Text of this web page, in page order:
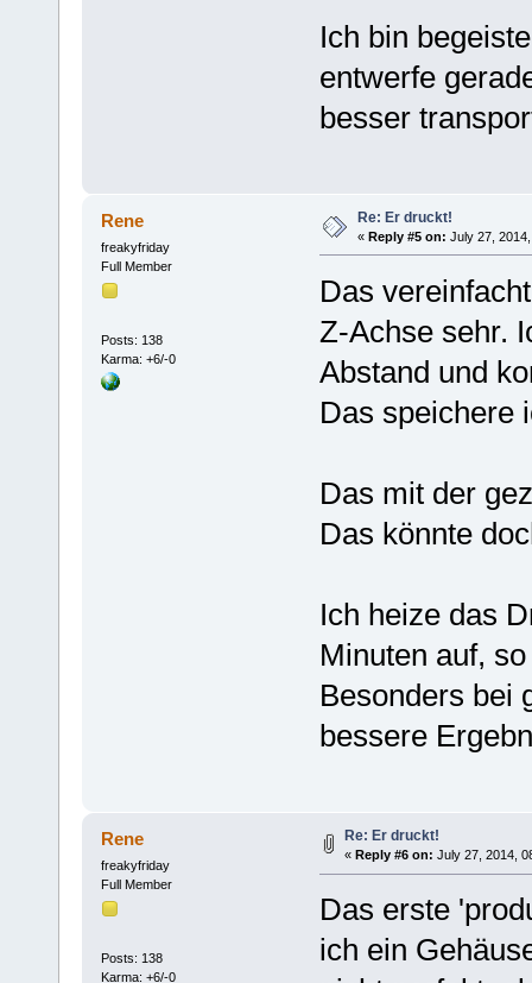
Ich bin
entwerfe
besser
Rene
freakyfriday
Full Member
Posts: 138
Karma: +6/-0
Re: Er druckt!
« Reply #5 on: July 27,
Das
Z-Achse sehr.
Abstand und
Das speichere
Das mit der
Das könnte
Ich heize das
Minuten auf,
Besonders bei
bessere
Rene
freakyfriday
Full Member
Posts: 138
Karma: +6/-0
Re: Er druckt!
« Reply #6 on: July 27, 2014,
Das erste
ich ein